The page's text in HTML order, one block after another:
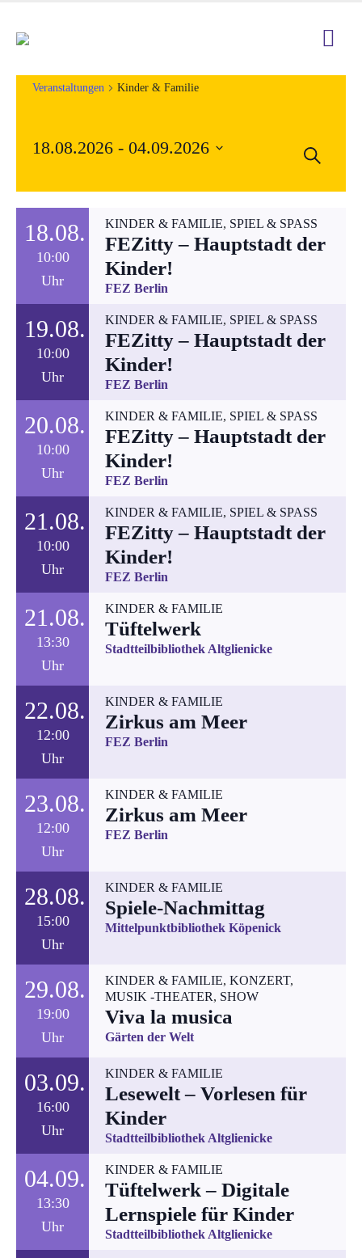
Veranstaltungen Kinder & Familie
und
Suche
18.08.2026 - 04.09.2026
wählen.
18.08.
10:00
Uhr
KINDER & FAMILIE, SPIEL & SPASS
FEZitty – Hauptstadt der
Kinder!
FEZ Berlin
19.08.
10:00
Uhr
KINDER & FAMILIE, SPIEL & SPASS
FEZitty – Hauptstadt der
Kinder!
FEZ Berlin
20.08.
10:00
Uhr
KINDER & FAMILIE, SPIEL & SPASS
FEZitty – Hauptstadt der
Kinder!
FEZ Berlin
21.08.
10:00
Uhr
KINDER & FAMILIE, SPIEL & SPASS
FEZitty – Hauptstadt der
Kinder!
FEZ Berlin
21.08.
13:30
Uhr
KINDER & FAMILIE
Tüftelwerk
Stadtteilbibliothek Altglienicke
22.08.
12:00
Uhr
KINDER & FAMILIE
Zirkus am Meer
FEZ Berlin
23.08.
12:00
Uhr
KINDER & FAMILIE
Zirkus am Meer
FEZ Berlin
28.08.
15:00
Uhr
KINDER & FAMILIE
Spiele-Nachmittag
Mittelpunktbibliothek Köpenick
29.08.
19:00
Uhr
KINDER & FAMILIE, KONZERT,
MUSIK -THEATER, SHOW
Viva la musica
Gärten der Welt
03.09.
16:00
Uhr
KINDER & FAMILIE
Lesewelt – Vorlesen für
Kinder
Stadtteilbibliothek Altglienicke
04.09.
13:30
Uhr
KINDER & FAMILIE
Tüftelwerk – Digitale
Lernspiele für Kinder
Stadtteilbibliothek Altglienicke